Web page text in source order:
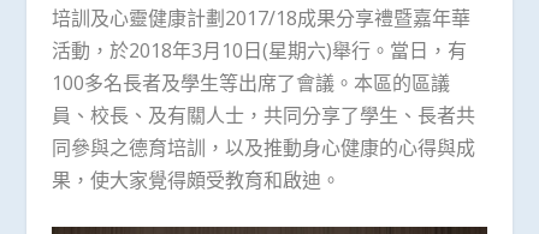
培訓及心靈健康計劃2017/18成果分享禮暨嘉年華
活動，於2018年3月10日(星期六)舉行。當日，有
100多名長者及學生等出席了會議。本區的區議
員、校長、及有關人士，共同分享了學生、長者共
同參與之德育培訓，以及推動身心健康的心得與成
果，使大家覺得頗受教育和啟迪。